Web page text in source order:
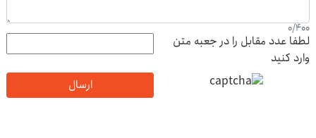
0/400
لطفا عدد مقابل را در جعبه متن
وارد کنید
ارسال